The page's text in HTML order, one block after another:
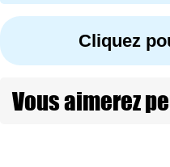
Cliquez
Vous aimerez